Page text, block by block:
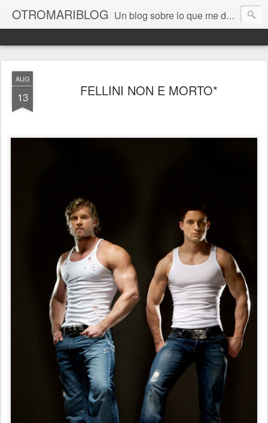
OTROMARIBLOG Un blog sobre lo que me da la gana, así en general, desde lo personal a cuestiones LGTB, vamos, mis mariconadas y esas cosas del Orgullo, la reivindicación y, en general, de reclamar las cosas que son justas y que cada cual haga lo que le venga en gana siempre que no moleste al vecino; cosas que ver, visitar... algún viaje... de todo un poco. Ah, y aquí a las chivatas no las queremos ver ni en pintura.
AUG
13 FELLINI NON E MORTO*